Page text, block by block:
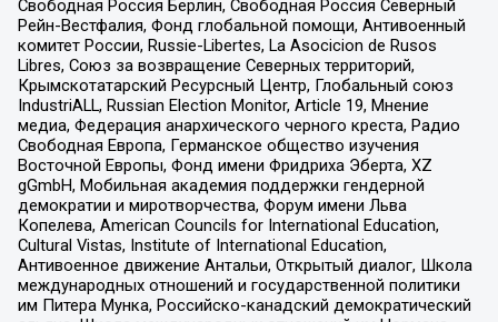
Свободная Россия Берлин, Свободная Россия Северный
Рейн-Вестфалия, Фонд глобальной помощи, Антивоенный
комитет России, Russie-Libertes, La Asocicion de Rusos
Libres, Союз за возвращение Северных территорий,
Крымскотатарский Ресурсный Центр, Глобальный союз
IndustriALL, Russian Election Monitor, Article 19, Мнение
медиа, Федерация анархического черного креста, Радио
Свободная Европа, Германское общество изучения
Восточной Европы, Фонд имени Фридриха Эберта, XZ
gGmbH, Мобильная академия поддержки гендерной
демократии и миротворчества, Форум имени Льва
Копелева, American Councils for International Education,
Cultural Vistas, Institute of International Education,
Антивоенное движение Антальи, Открытый диалог, Школа
международных отношений и государственной политики
им Питера Мунка, Российско-канадский демократический